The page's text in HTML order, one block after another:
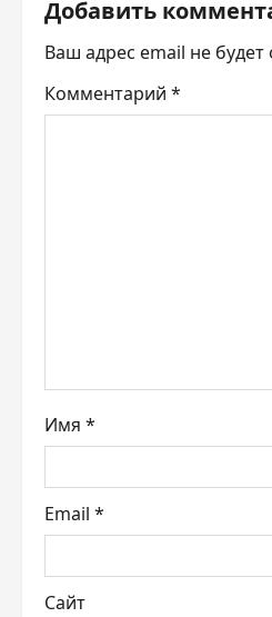
ц
и
п
и
я
м
Добавить
Ваш адрес email не будет
Комментарий *
Имя *
Email *
Сайт